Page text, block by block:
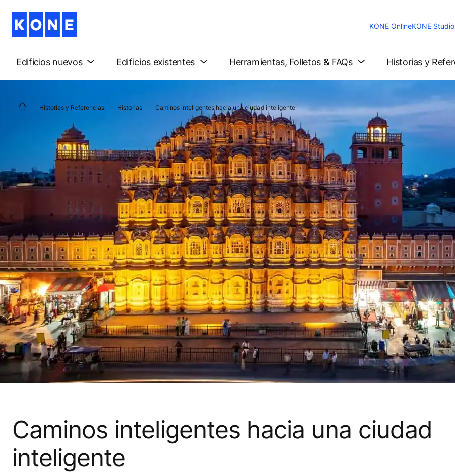
KONE OnlineKONE Studio
Edificios nuevos Edificios existentes Herramientas, Folletos & FAQs Historias y
Historias y Referencias Historias Caminos inteligentes hacia una ciudad inteligente
Caminos inteligentes hacia una ciudad
inteligente